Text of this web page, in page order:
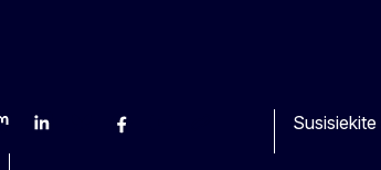
MastodonLinkedInBlueskyFacebook